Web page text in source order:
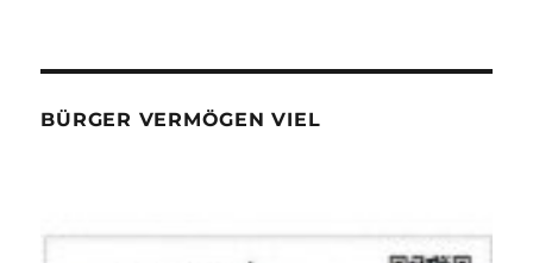
BÜRGER VERMÖGEN VIEL